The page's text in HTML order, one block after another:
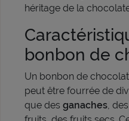
héritage de la
bonbon de
Un bonbon de
peut être fourrée de
que des ganaches, des